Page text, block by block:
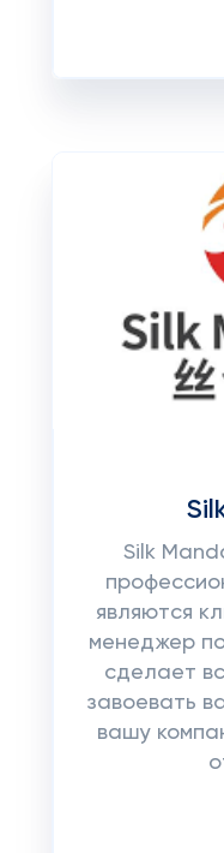
Silk
являются
менеджер
сделает
завоевать
вашу